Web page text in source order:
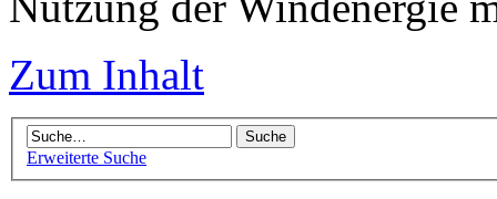
Zum Inhalt
Erweiterte Suche